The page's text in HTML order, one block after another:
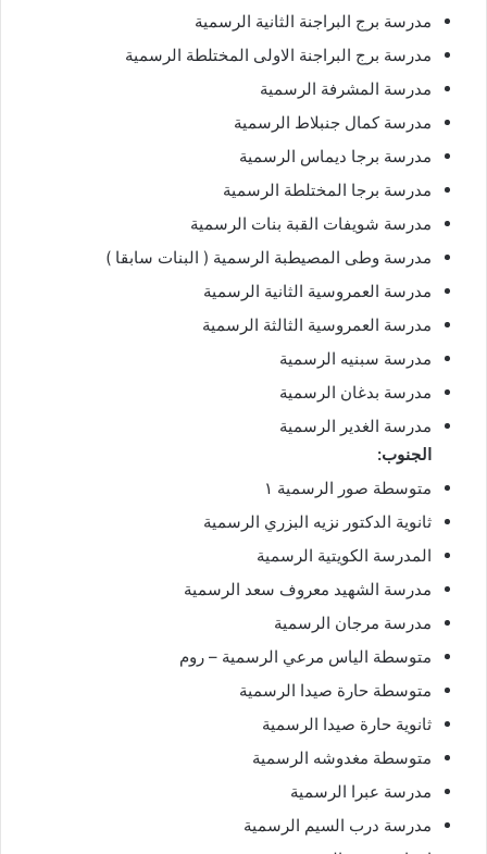
مدرسة برج البراجنة الثانية الرسمية
مدرسة برج البراجنة الاولى المختلطة الرسمية
مدرسة المشرفة الرسمية
مدرسة كمال جنبلاط الرسمية
مدرسة برجا ديماس الرسمية
مدرسة برجا المختلطة الرسمية
مدرسة شويفات القبة بنات الرسمية
مدرسة وطى المصيطبة الرسمية ( البنات سابقا )
مدرسة العمروسية الثانية الرسمية
مدرسة العمروسية الثالثة الرسمية
مدرسة سبنيه الرسمية
مدرسة بدغان الرسمية
مدرسة الغدير الرسمية
الجنوب:
متوسطة صور الرسمية ١
ثانوية الدكتور نزيه البزري الرسمية
المدرسة الكويتية الرسمية
مدرسة الشهيد معروف سعد الرسمية
مدرسة مرجان الرسمية
متوسطة الياس مرعي الرسمية – روم
متوسطة حارة صيدا الرسمية
ثانوية حارة صيدا الرسمية
متوسطة مغدوشه الرسمية
مدرسة عبرا الرسمية
مدرسة درب السيم الرسمية